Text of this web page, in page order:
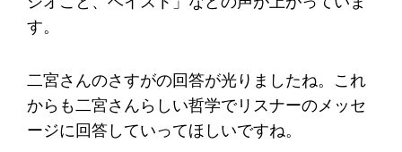
す。
二宮さんのさすがの回答が光りましたね。これ
からも二宮さんらしい哲学でリスナーのメッセ
ージに回答していってほしいですね。